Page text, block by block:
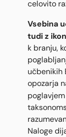
celovito
Vsebina
tudi z
k branju,
učbenikih
opozarja
Naloge